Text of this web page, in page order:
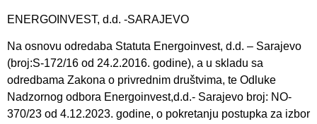
ENERGOINVEST, d.d. -SARAJEVO
Na osnovu odredaba Statuta Energoinvest, d.d. – Sarajevo
(broj:S-172/16 od 24.2.2016. godine), a u skladu sa
odredbama Zakona o privrednim društvima, te Odluke
Nadzornog odbora Energoinvest,d.d.- Sarajevo broj: NO-
370/23 od 4.12.2023. godine, o pokretanju postupka za izbor